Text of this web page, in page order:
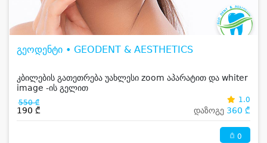
გეოდენტი • GEODENT & AESTHETICS
კბილების გათეთრება უახლესი zoom აპარატით და whiter
image -ის გელით
550 ₾
190 ₾
1.0
დაზოგე 360 ₾
0